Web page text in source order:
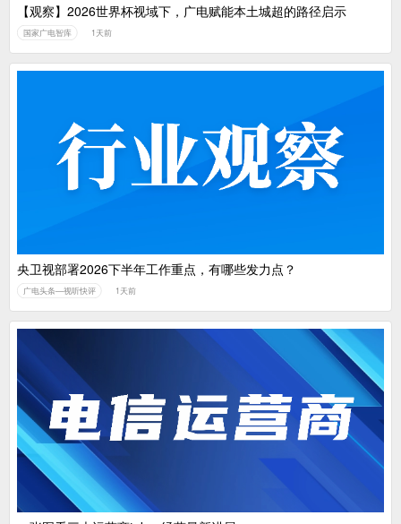
【观察】2026世界杯视域下，广电赋能本土城超的路径启示
国家广电智库 1天前
央卫视部署2026下半年工作重点，有哪些发力点？
广电头条—视听快评 1天前